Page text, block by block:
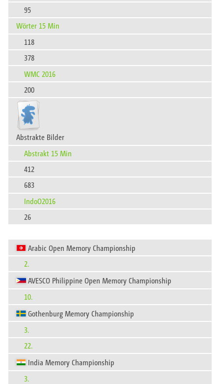
95
Wörter 15 Min
118
378
WMC 2016
200
Abstrakte Bilder
Abstrakt 15 Min
412
683
IndoO2016
26
Arabic Open Memory Championship
2.
AVESCO Philippine Open Memory Championship
10.
Gothenburg Memory Championship
3.
22.
India Memory Championship
3.